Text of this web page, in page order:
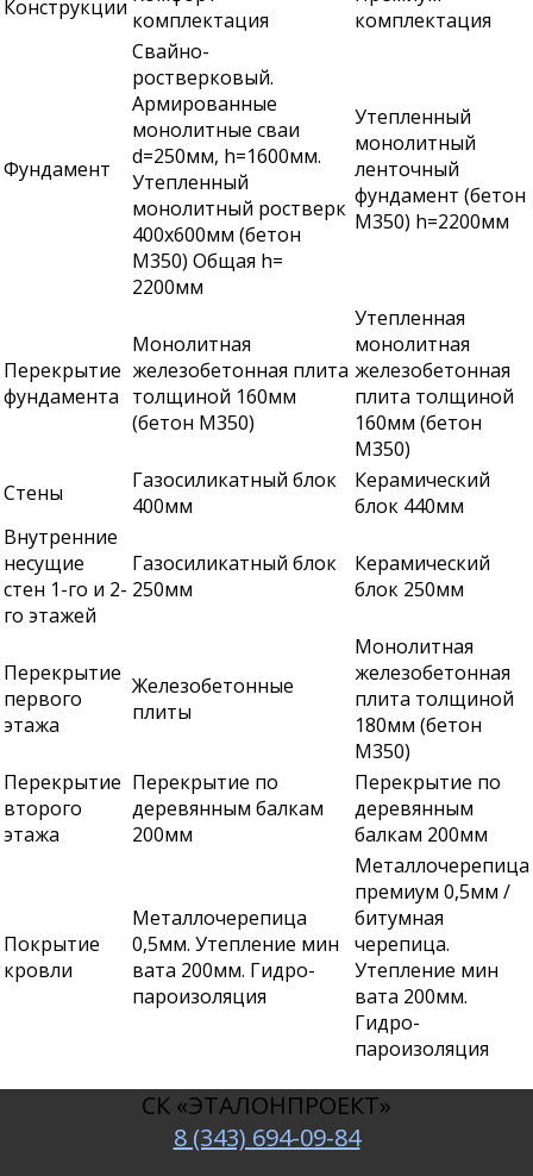
Конструкции комплектация
комплектация
Фундамент
Свайно-
ростверковый.
Армированные
монолитные сваи
d=250мм, h=1600мм.
Утепленный
монолитный ростверк
400х600мм (бетон
М350) Общая h=
2200мм
Утепленный
монолитный
ленточный
фундамент (бетон
М350) h=2200мм
Перекрытие
фундамента
Монолитная
железобетонная плита
толщиной 160мм
(бетон М350)
Утепленная
монолитная
железобетонная
плита толщиной
160мм (бетон
М350)
Стены
Газосиликатный блок
400мм
Керамический
блок 440мм
Внутренние
несущие
стен 1-го и 2-
го этажей
Газосиликатный блок
250мм
Керамический
блок 250мм
Перекрытие
первого
этажа
Железобетонные
плиты
Монолитная
железобетонная
плита толщиной
180мм (бетон
М350)
Перекрытие
второго
этажа
Перекрытие по
деревянным балкам
200мм
Перекрытие по
деревянным
балкам 200мм
Покрытие
кровли
Металлочерепица
0,5мм. Утепление мин
вата 200мм. Гидро-
пароизоляция
Металлочерепица
премиум 0,5мм /
битумная
черепица.
Утепление мин
вата 200мм.
Гидро-
пароизоляция
СК «ЭТАЛОНПРОЕКТ»
8 (343) 694-09-84